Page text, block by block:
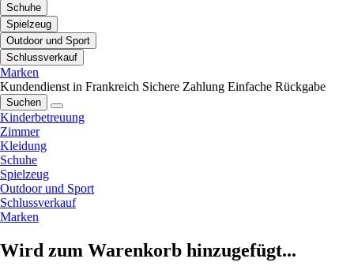
Schuhe
Spielzeug
Outdoor und Sport
Schlussverkauf
Marken
Kundendienst in Frankreich Sichere Zahlung Einfache Rückgabe
Suchen
Kinderbetreuung
Zimmer
Kleidung
Schuhe
Spielzeug
Outdoor und Sport
Schlussverkauf
Marken
Wird zum Warenkorb hinzugefügt...